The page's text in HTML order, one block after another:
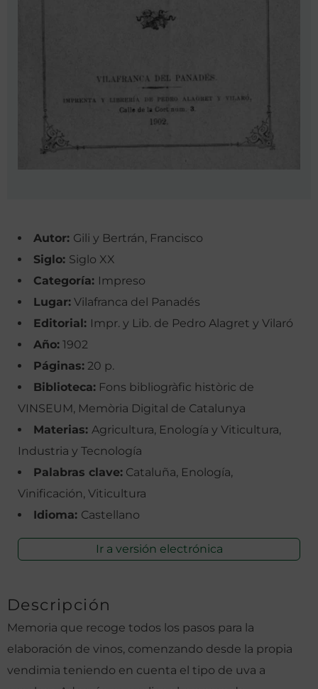
Autor: Gili y Bertrán, Francisco
Siglo: Siglo XX
Categoría: Impreso
Lugar: Vilafranca del Panadés
Editorial: Impr. y Lib. de Pedro Alagret y Vilaró
Año: 1902
Páginas: 20 p.
Biblioteca: Fons bibliogràfic històric de
VINSEUM, Memòria Digital de Catalunya
Materias: Agricultura, Enología y Viticultura,
Industria y Tecnología
Palabras clave: Cataluña, Enología,
Vinificación, Viticultura
Idioma: Castellano
Ir a versión electrónica
Descripción
Memoria que recoge todos los pasos para la
elaboración de vinos, comenzando desde la propia
vendimia teniendo en cuenta el tipo de uva a